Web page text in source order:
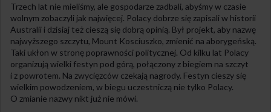
Trzech lat nie mieliśmy, ale gospodarze zadbali, abyśmy w czasie
wolnym zobaczyli jak najwięcej. Polacy dobrze się zapisali w historii
Australii i dzisiaj też cieszą się dobrą opinią. Był projekt, aby nazwę
najwyższego szczytu, Mount Kosciuszko, zmienić na aborygeńską.
Taki ukłon w stronę poprawności politycznej. Od kilku lat Polacy
organizują wielki festyn pod górą, połączony z biegiem na szczyt
i z powrotem. Na zwycięzców czekają nagrody. Festyn cieszy się
wielkim powodzeniem, w biegu uczestniczą nie tylko Polacy.
O zmianie nazwy nikt już nie mówi.